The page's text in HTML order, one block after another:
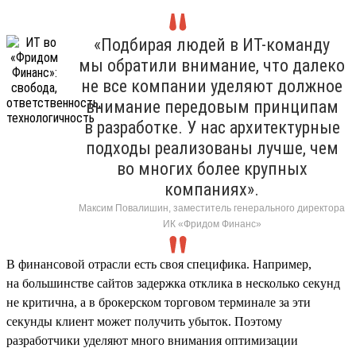
«Подбирая людей в ИТ-команду
мы обратили внимание, что далеко
не все компании уделяют должное
внимание передовым принципам
в разработке. У нас архитектурные
подходы реализованы лучше, чем
во многих более крупных
компаниях».
Максим Повалишин, заместитель генерального директора
ИК «Фридом Финанс»
В финансовой отрасли есть своя специфика. Например,
на большинстве сайтов задержка отклика в несколько секунд
не критична, а в брокерском торговом терминале за эти
секунды клиент может получить убыток. Поэтому
разработчики уделяют много внимания оптимизации